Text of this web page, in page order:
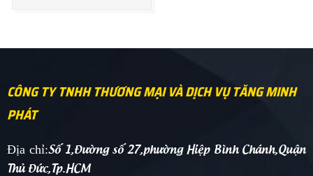
CÔNG TY TNHH THƯƠNG MẠI VÀ DỊCH VỤ TĂNG MINH
PHÁT
Địa chỉ:Số 1,Đường số 27,phường Hiệp Bình Chánh,Quận
Thủ Đức,Tp.HCM